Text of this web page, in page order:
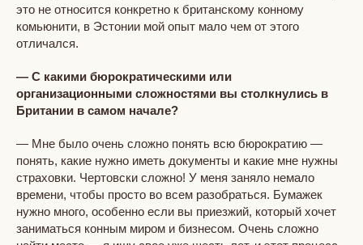
это не относится конкретно к британскому конному
комьюнити, в Эстонии мой опыт мало чем от этого
отличался.
— С какими бюрократическими или
организационными сложностями вы столкнулись в
Британии в самом начале?
— Мне было очень сложно понять всю бюрократию —
понять, какие нужно иметь документы и какие мне нужны
страховки. Чертовски сложно! У меня заняло немало
времени, чтобы просто во всем разобраться. Бумажек
нужно много, особенно если вы приезжий, который хочет
заниматься конным миром и бизнесом. Очень сложно